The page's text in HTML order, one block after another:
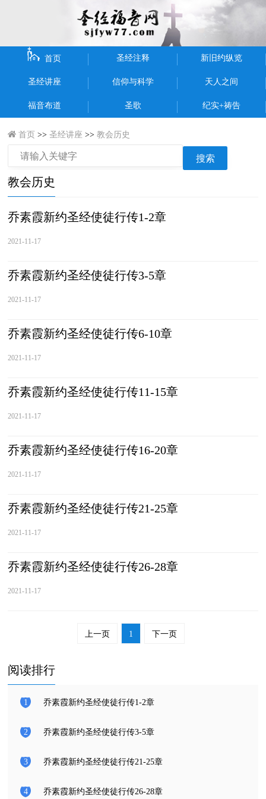
首页 圣经注释 新旧约纵览
圣经讲座 信仰与科学 天人之间
福音布道 圣歌 纪实+祷告
首页 >>圣经讲座 >>教会历史
搜索
教会历史
乔素霞新约圣经使徒行传1-2章
2021-11-17
乔素霞新约圣经使徒行传3-5章
2021-11-17
乔素霞新约圣经使徒行传6-10章
2021-11-17
乔素霞新约圣经使徒行传11-15章
2021-11-17
乔素霞新约圣经使徒行传16-20章
2021-11-17
乔素霞新约圣经使徒行传21-25章
2021-11-17
乔素霞新约圣经使徒行传26-28章
2021-11-17
上一页 1 下一页
阅读排行
1 乔素霞新约圣经使徒行传1-2章
2 乔素霞新约圣经使徒行传3-5章
3 乔素霞新约圣经使徒行传21-25章
4 乔素霞新约圣经使徒行传26-28章